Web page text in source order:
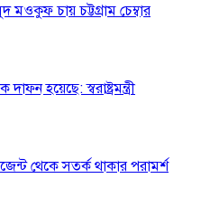
মওকুফ চায় চট্টগ্রাম চেম্বার
হয়েছে: স্বরাষ্ট্রমন্ত্রী
থেকে সতর্ক থাকার পরামর্শ